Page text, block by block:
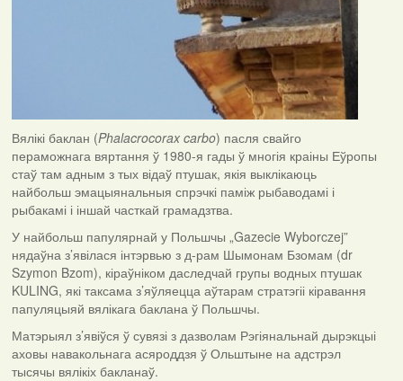
Вялікі баклан (Phalacrocorax carbo) пасля свайго
пераможнага вяртання ў 1980-я гады ў многія краіны Еўропы
стаў там адным з тых відаў птушак, якія выклікаюць
найбольш эмацыянальныя спрэчкі паміж рыбаводамі і
рыбакамі і іншай часткай грамадзтва.
У найбольш папулярнай у Польшчы „Gazecie Wyborczej”
нядаўна з’явілася інтэрвью з д-рам Шымонам Бзомам (dr
Szymon Bzom), кіраўніком даследчай групы водных птушак
KULING, які таксама з’яўляецца аўтарам стратэгіі кіравання
папуляцыяй вялікага баклана ў Польшчы.
Матэрыял з’явіўся ў сувязі з дазволам Рэгіянальнай дырэкцыі
аховы навакольнага асяроддзя ў Ольштыне на адстрэл
тысячы вялікіх бакланаў.